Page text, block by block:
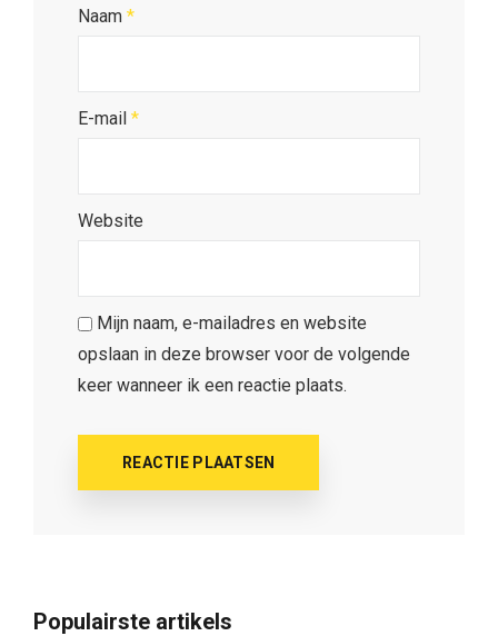
Naam *
E-mail *
Website
Mijn naam, e-mailadres en website
opslaan in deze browser voor de volgende
keer wanneer ik een reactie plaats.
Populairste artikels